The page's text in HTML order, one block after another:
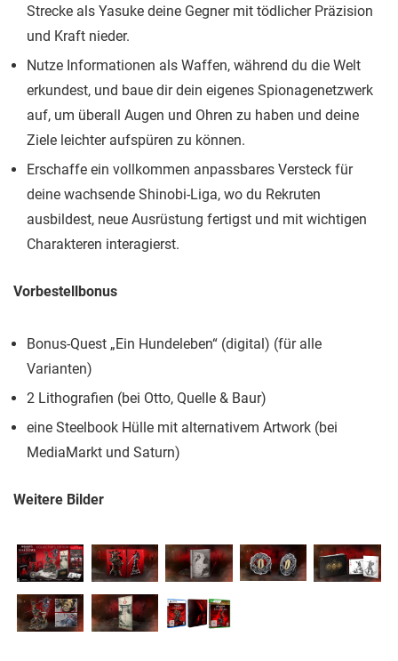
Strecke als Yasuke deine Gegner mit tödlicher Präzision
und Kraft nieder.
Nutze Informationen als Waffen, während du die Welt
erkundest, und baue dir dein eigenes Spionagenetzwerk
auf, um überall Augen und Ohren zu haben und deine
Ziele leichter aufspüren zu können.
Erschaffe ein vollkommen anpassbares Versteck für
deine wachsende Shinobi-Liga, wo du Rekruten
ausbildest, neue Ausrüstung fertigst und mit wichtigen
Charakteren interagierst.
Vorbestellbonus
Bonus-Quest „Ein Hundeleben“ (digital) (für alle
Varianten)
2 Lithografien (bei Otto, Quelle & Baur)
eine Steelbook Hülle mit alternativem Artwork (bei
MediaMarkt und Saturn)
Weitere Bilder